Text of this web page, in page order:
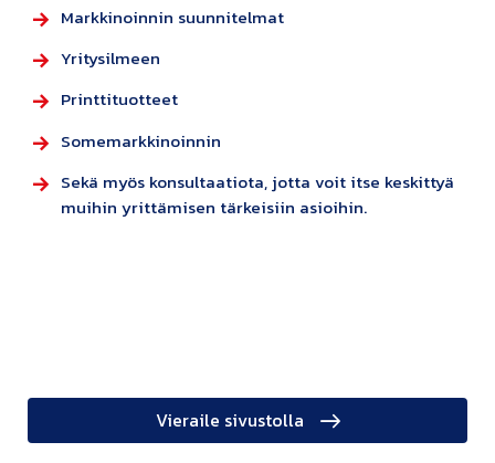
Markkinoinnin suunnitelmat
Yritysilmeen
Printtituotteet
Somemarkkinoinnin
Sekä myös konsultaatiota, jotta voit itse keskittyä
muihin yrittämisen tärkeisiin asioihin.
Vieraile sivustolla